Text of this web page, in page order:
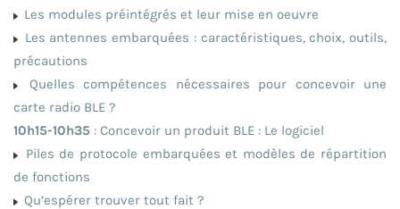
Les modules préintégrés et leur mise en oeuvre
Les antennes embarquées : caractéristiques, choix, outils,
précautions
Quelles compétences nécessaires pour concevoir une
carte radio BLE ?
10h15-10h35 : Concevoir un produit BLE : Le logiciel
Piles de protocole embarquées et modèles de répartition
de fonctions
Qu’espérer trouver tout fait ?